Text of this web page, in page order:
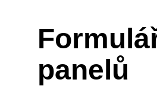
panelů